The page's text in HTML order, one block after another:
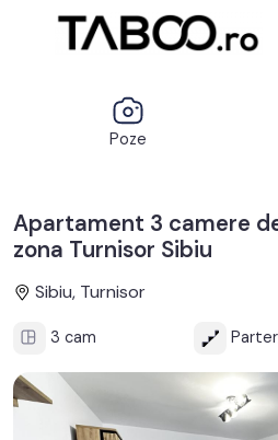
Poze
Apartament 3 camere
zona Turnisor Sibiu
Sibiu, Turnisor
3 cam